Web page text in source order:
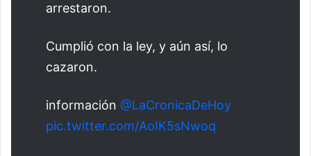
arrestaron.
Cumplió con la ley, y aún así, lo
cazaron.
información @LaCronicaDeHoy
pic.twitter.com/AoIK5sNwoq